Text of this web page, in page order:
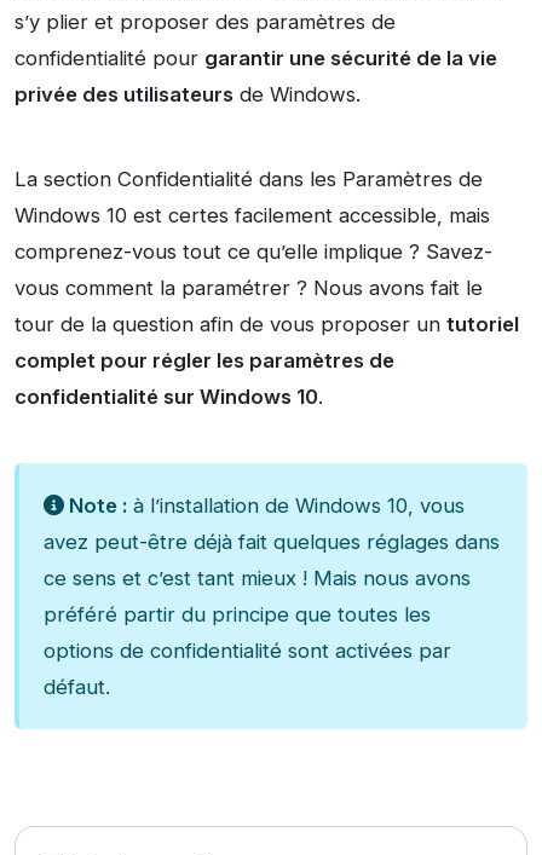
s’y plier et proposer des paramètres de
confidentialité pour garantir une sécurité de la vie
privée des utilisateurs de Windows.
La section Confidentialité dans les Paramètres de
Windows 10 est certes facilement accessible, mais
comprenez-vous tout ce qu’elle implique ? Savez-
vous comment la paramétrer ? Nous avons fait le
tour de la question afin de vous proposer un tutoriel
complet pour régler les paramètres de
confidentialité sur Windows 10.
Note : à l’installation de Windows 10, vous
avez peut-être déjà fait quelques réglages dans
ce sens et c’est tant mieux ! Mais nous avons
préféré partir du principe que toutes les
options de confidentialité sont activées par
défaut.